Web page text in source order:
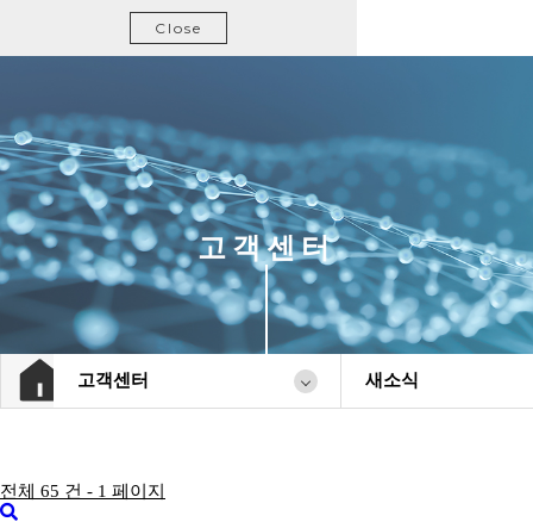
Close
고객센터
고객센터 새소식
전체 65 건 - 1 페이지